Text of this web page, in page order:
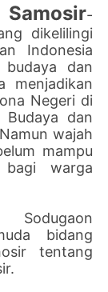
-
dikelilingi
Indonesia
dan
menjadikan
Negeri di
Budaya dan
wajah
mampu
bagi warga
bidang
tentang